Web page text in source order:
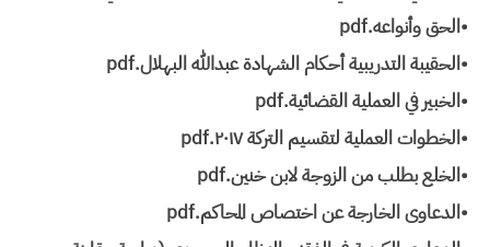
•الحق وأنواعه.pdf
•الحقيبة التدريبية أحكام الشهادة عبدالله البهلال.pdf
•الخبير في العملية القضائية.pdf
•الخطوات العملية لتقسيم التركة ٢٠١٧.pdf
•الخلع بطلب من الزوجة لابن خنين.pdf
•الدعاوى الخارجة عن اختصاص المحاكم.pdf